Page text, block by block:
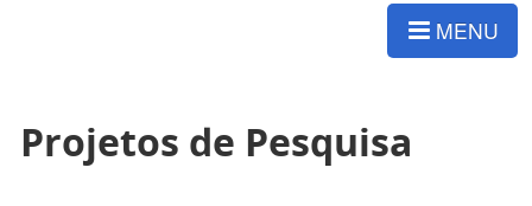
MENU
Projetos de Pesquisa